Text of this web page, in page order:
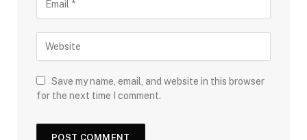
Save my name, email, and website in this browser
for the next time I comment.